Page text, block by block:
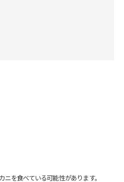
を食べている可能性があります。